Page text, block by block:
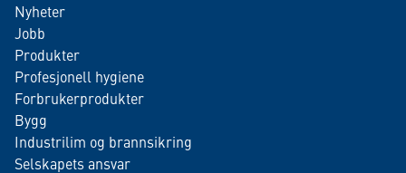
Nyheter
Jobb
Produkter
Profesjonell hygiene
Forbrukerprodukter
Bygg
Industrilim og brannsikring
Selskapets ansvar